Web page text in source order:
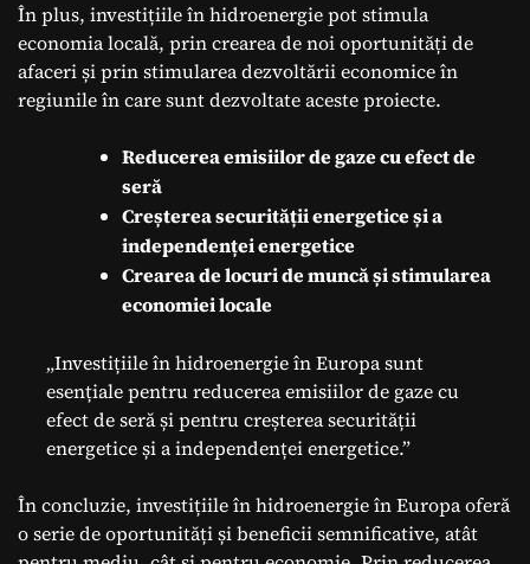
În plus, investițiile în hidroenergie pot stimula
economia locală, prin crearea de noi oportunități de
afaceri și prin stimularea dezvoltării economice în
regiunile în care sunt dezvoltate aceste proiecte.
Reducerea emisiilor de gaze cu efect de
seră
Creșterea securității energetice și a
independenței energetice
Crearea de locuri de muncă și stimularea
economiei locale
„Investițiile în hidroenergie în Europa sunt
esențiale pentru reducerea emisiilor de gaze cu
efect de seră și pentru creșterea securității
energetice și a independenței energetice.”
În concluzie, investițiile în hidroenergie în Europa oferă
o serie de oportunități și beneficii semnificative, atât